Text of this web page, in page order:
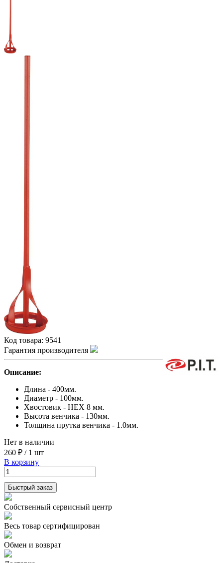
Код товара: 9541
Гарантия производителя
Описание:
Длина - 400мм.
Диаметр - 100мм.
Хвостовик - HEX 8 мм.
Высота венчика - 130мм.
Толщина прутка венчика - 1.0мм.
Нет в наличии
260 ₽ / 1 шт
В корзину
Быстрый заказ
Собственный сервисный центр
Весь товар сертифицирован
Обмен и возврат